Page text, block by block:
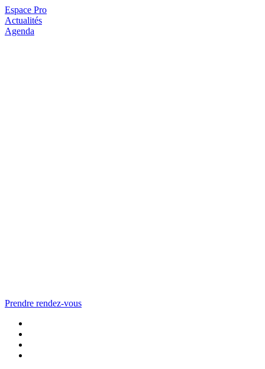
Espace Pro
Actualités
Agenda
Prendre rendez-vous